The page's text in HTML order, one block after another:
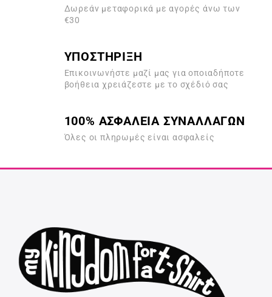
Δωρεάν μεταφορικά με αγορές άνω των
€30
ΥΠΟΣΤΗΡΙΞΗ
Επικοινωνήστε μαζί μας για οποιαδήποτε
βοήθεια χρειάζεστε με το σχέδιό σας
100% ΑΣΦΑΛΕΙΑ ΣΥΝΑΛΛΑΓΩΝ
Όλες οι πληρωμές είναι ασφαλείς